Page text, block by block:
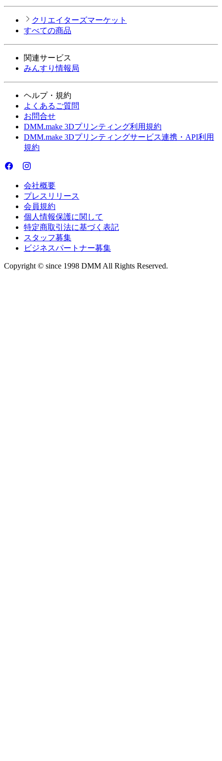
クリエイターズマーケット
すべての商品
関連サービス
みんすり情報局
ヘルプ・規約
よくあるご質問
お問合せ
DMM.make 3Dプリンティング利用規約
DMM.make 3Dプリンティングサービス連携・API利用
規約
会社概要
プレスリリース
会員規約
個人情報保護に関して
特定商取引法に基づく表記
スタッフ募集
ビジネスパートナー募集
Copyright © since 1998 DMM All Rights Reserved.